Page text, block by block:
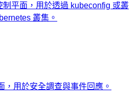
平面，用於透過 kubeconfig 或叢
叢集。
，用於安全調查與事件回應。